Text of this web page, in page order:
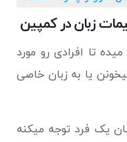
زبان در کمپین
تا افرادی رو مورد
یا به زبان خاصی
یک فرد توجه میکنه